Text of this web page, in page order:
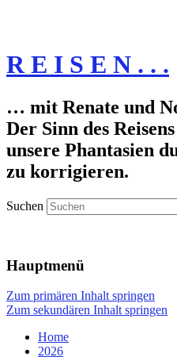
R E I S E N . . .
… mit Renate und
Der Sinn des
unsere Phantasien
zu korrigieren.
Suchen
Hauptmenü
Zum primären Inhalt springen
Zum sekundären Inhalt springen
Home
2026